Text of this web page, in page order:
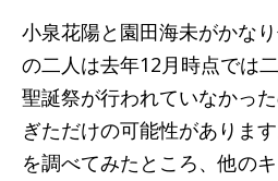
小泉花陽と園田海未がかな
の二人は去年12月時点では
聖誕祭が行われていなかっ
ぎただけの可能性がありま
を調べてみたところ、他の